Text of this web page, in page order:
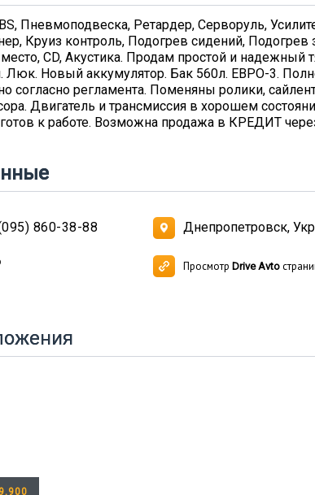
Пневмоподвеска, Ретардер, Серворуль,
Круиз контроль, Подогрев сидений, Подогрев
CD, Акустика. Продам простой и
Люк. Новый аккумулятор. Бак 560л. ЕВРО-3.
согласно регламента. Поменяны ролики,
Двигатель и трансмиссия в хорошем
к работе. Возможна продажа в КРЕДИТ
860-38-88 Днепропетровск,
Просмотр Drive Avto